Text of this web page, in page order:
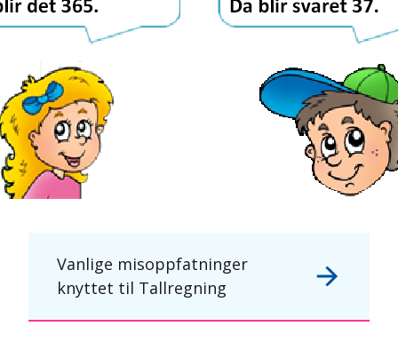
Vanlige misoppfatninger
knyttet til Tallregning